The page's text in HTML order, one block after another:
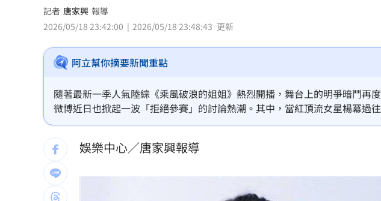
稱龍蝦咬完就吐 爆李世宗要信徒喝精油
樂天女孩淚揭往事 愛意表達障礙遭重擊
一張百萬太貴！他公開高價股買法：賺30萬
獨／海外遊學增強外語 台人夯英、美、加 00:31
伊波拉失控！專家憂病毒恐已突變
飲料空盒找嘸地方丟 騎車咬著遭攔查槓警 00:23
記者 唐家興 報導
2026/05/18 23:42:00
2026/05/18 23:48:43 更新
阿立幫你摘要新聞重點
隨著最新一季人氣陸綜《乘風破浪的姐姐》熱烈開播，舞台上的明爭暗鬥再
微博近日也掀起一波「拒絕參賽」的討論熱潮。其中，當紅頂流女星楊冪過
瞬間衝上熱搜榜。面對這檔能讓無數女星翻紅的黃金機會，楊冪自曝多次拒
應，更是讓所有人笑翻。（記者唐家興）
娛樂中心／唐家興報導